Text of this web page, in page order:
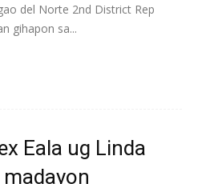
del Norte 2nd District Rep
gihapon sa...
Eala ug Linda